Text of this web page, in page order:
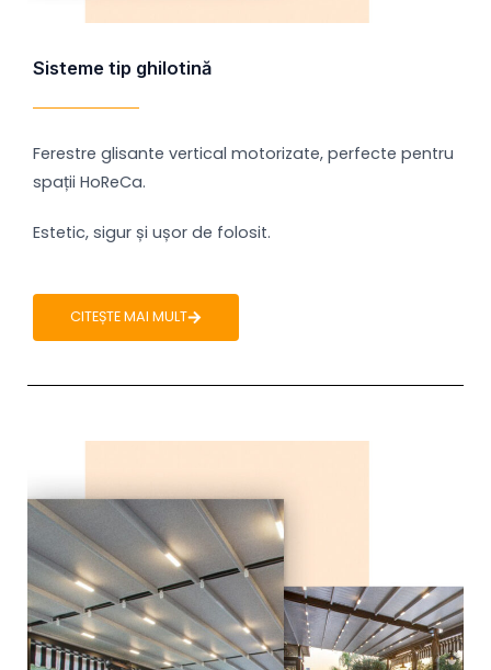
Sisteme tip ghilotină
Ferestre glisante vertical motorizate, perfecte pentru
spații HoReCa.
Estetic, sigur și ușor de folosit.
CITEȘTE MAI MULT